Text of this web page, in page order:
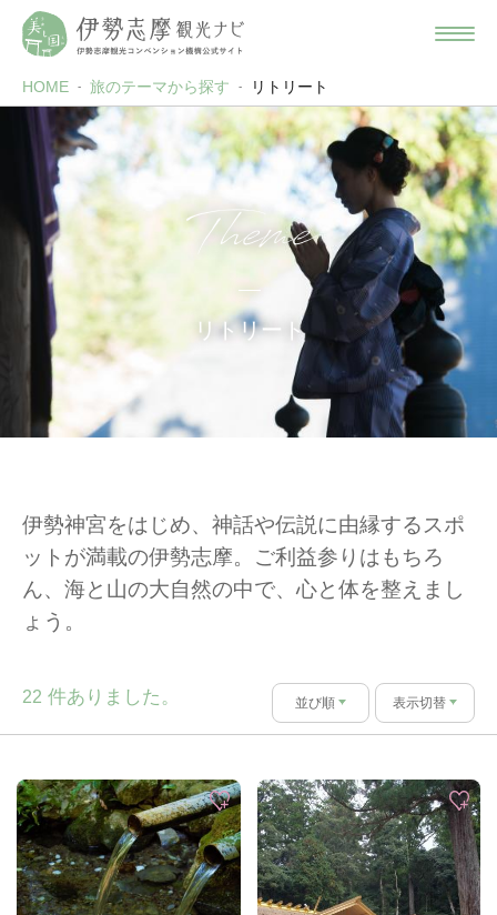
HOME 旅のテーマから探す リトリート
Theme
リトリート
伊勢神宮をはじめ、神話や伝説に由縁するスポ
ットが満載の伊勢志摩。ご利益参りはもちろ
ん、海と山の大自然の中で、心と体を整えまし
ょう。
22 件ありました。 並び順 表示切替